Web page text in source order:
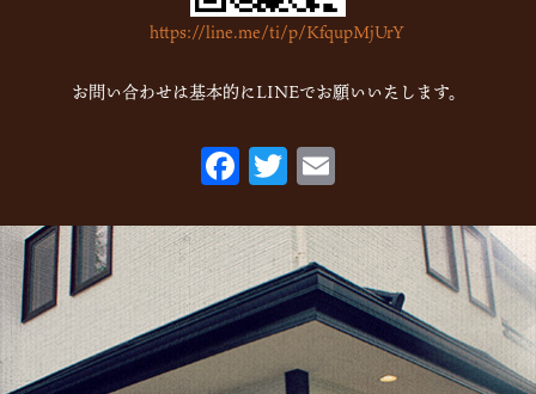
2022年10月(6)
2022年9月(1)
2022年5月
(2)
2022年1月(2)
2021年10月(1)
2021年9月
2021年8月 (1)
https://line.me/ti/p/KfqupMjUrY
お問い合わせは基本的にLINEでお願いいたします。
F
ac
eb
o
o
k
T
w
itt
er
ai
l